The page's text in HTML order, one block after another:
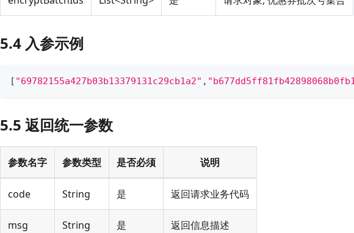
5.4 入参示例
[ "69782155a427b03b13379131c29cb1a2" ,
5.5 返回统一参数
参数名字 参数类型 是否必须 说明
code String 是 返回请求业务代码
msg String 是 返回信息描述